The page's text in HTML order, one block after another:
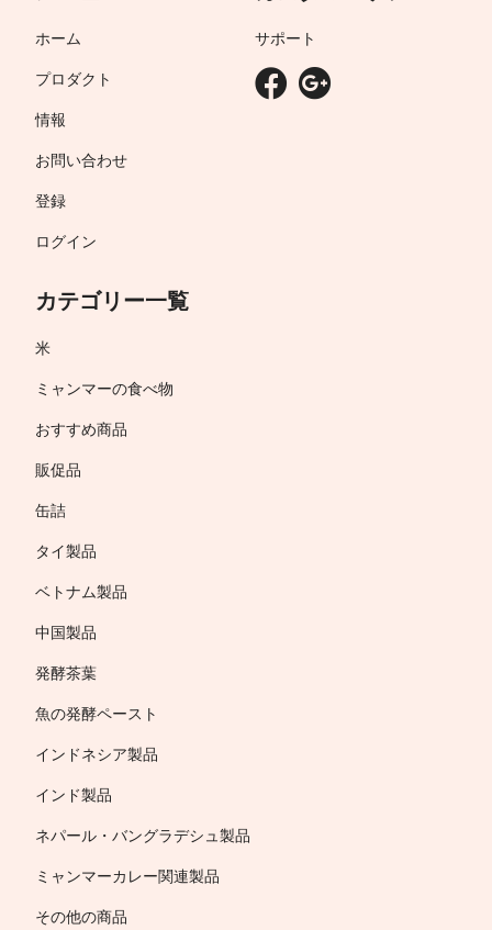
ホーム
プロダクト
情報
お問い合わせ
登録
ログイン
カテゴリー一覧
米
ミャンマーの食べ物
おすすめ商品
販促品
缶詰
タイ製品
ベトナム製品
中国製品
発酵茶葉
魚の発酵ペースト
インドネシア製品
インド製品
ネパール・バングラデシュ製品
ミャンマーカレー関連製品
その他の商品
サポート